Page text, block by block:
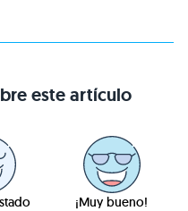
este artículo
¡Muy bueno!